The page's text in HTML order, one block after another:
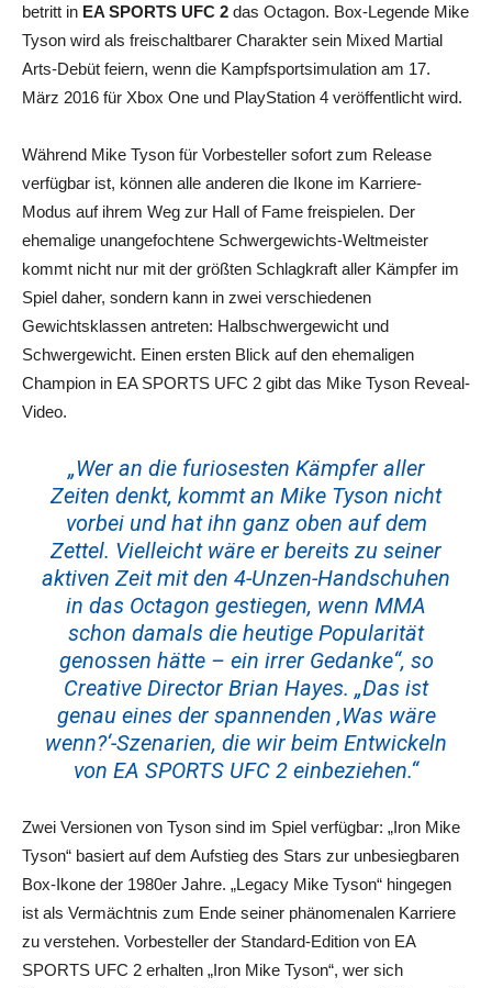
betritt in EA SPORTS UFC 2 das Octagon. Box-Legende Mike
Tyson wird als freischaltbarer Charakter sein Mixed Martial
Arts-Debüt feiern, wenn die Kampfsportsimulation am 17.
März 2016 für Xbox One und PlayStation 4 veröffentlicht wird.
Während Mike Tyson für Vorbesteller sofort zum Release
verfügbar ist, können alle anderen die Ikone im Karriere-
Modus auf ihrem Weg zur Hall of Fame freispielen. Der
ehemalige unangefochtene Schwergewichts-Weltmeister
kommt nicht nur mit der größten Schlagkraft aller Kämpfer im
Spiel daher, sondern kann in zwei verschiedenen
Gewichtsklassen antreten: Halbschwergewicht und
Schwergewicht. Einen ersten Blick auf den ehemaligen
Champion in EA SPORTS UFC 2 gibt das Mike Tyson Reveal-
Video.
„Wer an die furiosesten Kämpfer aller
Zeiten denkt, kommt an Mike Tyson nicht
vorbei und hat ihn ganz oben auf dem
Zettel. Vielleicht wäre er bereits zu seiner
aktiven Zeit mit den 4-Unzen-Handschuhen
in das Octagon gestiegen, wenn MMA
schon damals die heutige Popularität
genossen hätte – ein irrer Gedanke“, so
Creative Director Brian Hayes. „Das ist
genau eines der spannenden ‚Was wäre
wenn?‘-Szenarien, die wir beim Entwickeln
von EA SPORTS UFC 2 einbeziehen.“
Zwei Versionen von Tyson sind im Spiel verfügbar: „Iron Mike
Tyson“ basiert auf dem Aufstieg des Stars zur unbesiegbaren
Box-Ikone der 1980er Jahre. „Legacy Mike Tyson“ hingegen
ist als Vermächtnis zum Ende seiner phänomenalen Karriere
zu verstehen. Vorbesteller der Standard-Edition von EA
SPORTS UFC 2 erhalten „Iron Mike Tyson“, wer sich